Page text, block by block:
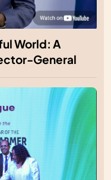
World: A
General